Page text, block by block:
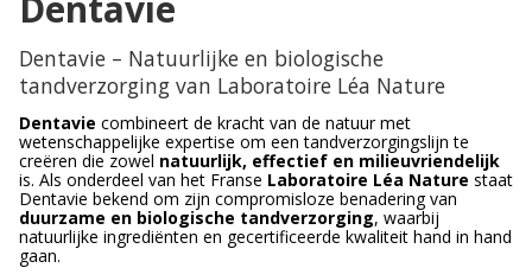
Dentavie – Natuurlijke en biologische
tandverzorging van Laboratoire Léa Nature
Dentavie combineert de kracht van de natuur met
wetenschappelijke expertise om een tandverzorgingslijn te
creëren die zowel natuurlijk, effectief en milieuvriendelijk
is. Als onderdeel van het Franse Laboratoire Léa Nature staat
Dentavie bekend om zijn compromisloze benadering van
duurzame en biologische tandverzorging, waarbij
natuurlijke ingrediënten en gecertificeerde kwaliteit hand in hand
gaan.